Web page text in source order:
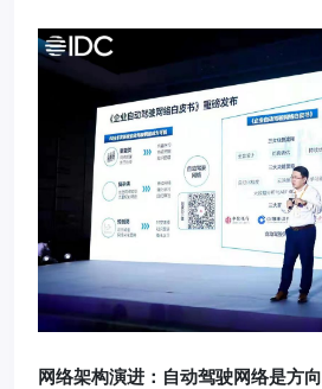
网络架构演进：自动驾驶网络是方向